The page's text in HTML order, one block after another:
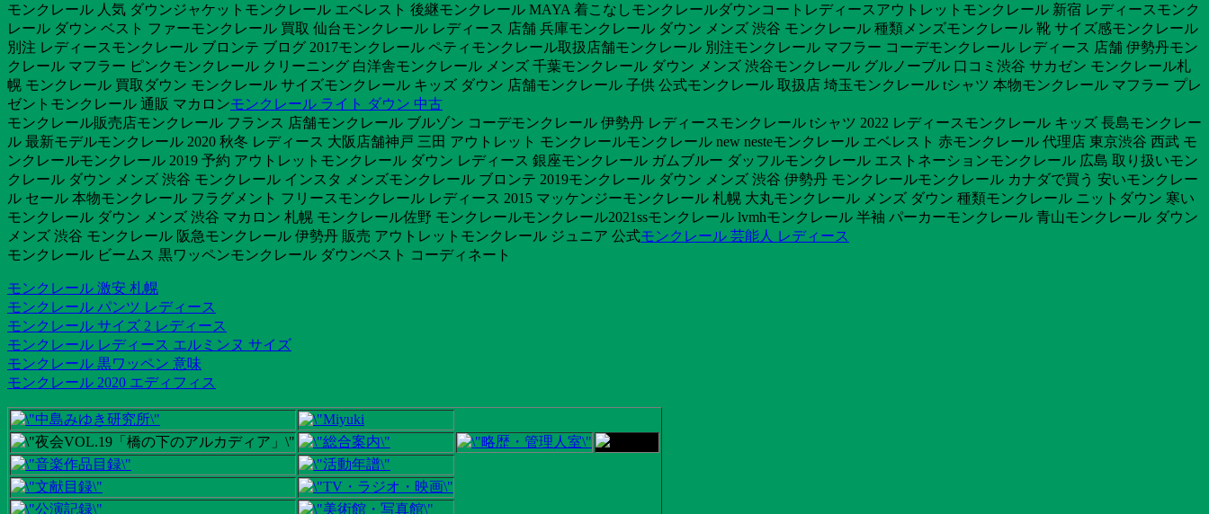
モンクレール 人気 ダウンジャケットモンクレール エベレスト 後継モンクレール MAYA 着こなしモンクレールダウンコートレディースアウトレットモンクレール 新宿 レディースモンク
レール ダウン ベスト ファーモンクレール 買取 仙台モンクレール レディース 店舗 兵庫モンクレール ダウン メンズ 渋谷 モンクレール 種類メンズモンクレール 靴 サイズ感モンクレール
別注 レディースモンクレール ブロンテ ブログ 2017モンクレール ペティモンクレール取扱店舗モンクレール 別注モンクレール マフラー コーデモンクレール レディース 店舗 伊勢丹モン
クレール マフラー ピンクモンクレール クリーニング 白洋舎モンクレール メンズ 千葉モンクレール ダウン メンズ 渋谷モンクレール グルノーブル 口コミ渋谷 サカゼン モンクレール札
幌 モンクレール 買取ダウン モンクレール サイズモンクレール キッズ ダウン 店舗モンクレール 子供 公式モンクレール 取扱店 埼玉モンクレール tシャツ 本物モンクレール マフラー プレ
ゼントモンクレール 通販 マカロンモンクレール ライト ダウン 中古
モンクレール販売店モンクレール フランス 店舗モンクレール ブルゾン コーデモンクレール 伊勢丹 レディースモンクレール tシャツ 2022 レディースモンクレール キッズ 長島モンクレー
ル 最新モデルモンクレール 2020 秋冬 レディース 大阪店舗神戸 三田 アウトレット モンクレールモンクレール new nesteモンクレール エベレスト 赤モンクレール 代理店 東京渋谷 西武 モ
ンクレールモンクレール 2019 予約 アウトレットモンクレール ダウン レディース 銀座モンクレール ガムブルー ダッフルモンクレール エストネーションモンクレール 広島 取り扱いモン
クレール ダウン メンズ 渋谷 モンクレール インスタ メンズモンクレール ブロンテ 2019モンクレール ダウン メンズ 渋谷 伊勢丹 モンクレールモンクレール カナダで買う 安いモンクレー
ル セール 本物モンクレール フラグメント フリースモンクレール レディース 2015 マッケンジーモンクレール 札幌 大丸モンクレール メンズ ダウン 種類モンクレール ニットダウン 寒い
モンクレール ダウン メンズ 渋谷 マカロン 札幌 モンクレール佐野 モンクレールモンクレール2021ssモンクレール lvmhモンクレール 半袖 パーカーモンクレール 青山モンクレール ダウン
メンズ 渋谷 モンクレール 阪急モンクレール 伊勢丹 販売 アウトレットモンクレール ジュニア 公式モンクレール 芸能人 レディース
モンクレール ビームス 黒ワッペンモンクレール ダウンベスト コーディネート
モンクレール 激安 札幌
モンクレール パンツ レディース
モンクレール サイズ 2 レディース
モンクレール レディース エルミンヌ サイズ
モンクレール 黒ワッペン 意味
モンクレール 2020 エディフィス